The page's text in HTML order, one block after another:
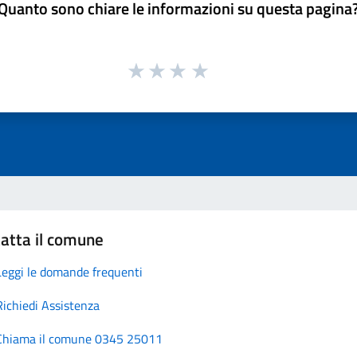
sono chiare le informazioni su questa
il comune
le domande frequenti
Assistenza
il comune 0345 25011